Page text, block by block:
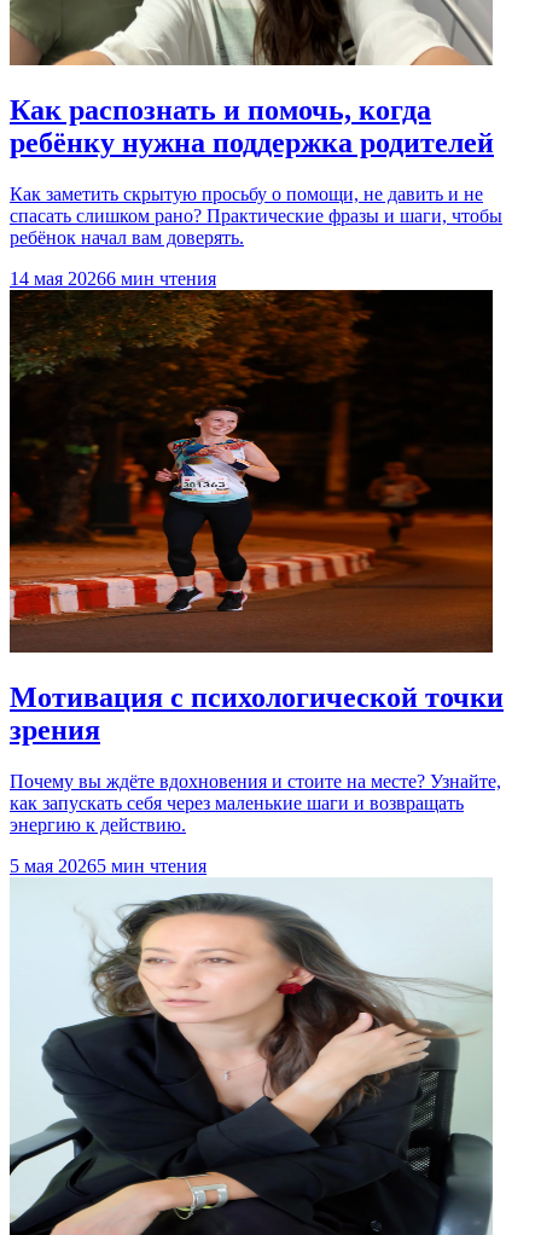
Как распознать и помочь, когда
ребёнку нужна поддержка родителей
Как заметить скрытую просьбу о помощи, не давить и не
спасать слишком рано? Практические фразы и шаги, чтобы
ребёнок начал вам доверять.
14 мая 20266 мин чтения
Мотивация с психологической точки
зрения
Почему вы ждёте вдохновения и стоите на месте? Узнайте,
как запускать себя через маленькие шаги и возвращать
энергию к действию.
5 мая 20265 мин чтения